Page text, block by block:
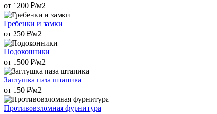
от 1200 ₽/м2
Гребенки и замки
от 250 ₽/м2
Подоконники
от 1500 ₽/м2
Заглушка паза штапика
от 150 ₽/м2
Противовзломная фурнитура